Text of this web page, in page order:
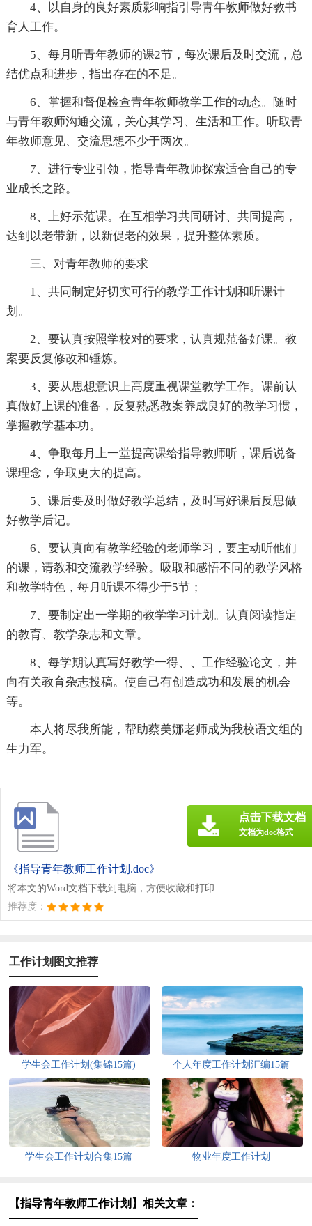
4、以自身的良好素质影响指引导青年教师做好教书
育人工作。
5、每月听青年教师的课2节，每次课后及时交流，总
结优点和进步，指出存在的不足。
6、掌握和督促检查青年教师教学工作的动态。随时
与青年教师沟通交流，关心其学习、生活和工作。听取青
年教师意见、交流思想不少于两次。
7、进行专业引领，指导青年教师探索适合自己的专
业成长之路。
8、上好示范课。在互相学习共同研讨、共同提高，
达到以老带新，以新促老的效果，提升整体素质。
三、对青年教师的要求
1、共同制定好切实可行的教学工作计划和听课计
划。
2、要认真按照学校对的要求，认真规范备好课。教
案要反复修改和锤炼。
3、要从思想意识上高度重视课堂教学工作。课前认
真做好上课的准备，反复熟悉教案养成良好的教学习惯，
掌握教学基本功。
4、争取每月上一堂提高课给指导教师听，课后说备
课理念，争取更大的提高。
5、课后要及时做好教学总结，及时写好课后反思做
好教学后记。
6、要认真向有教学经验的老师学习，要主动听他们
的课，请教和交流教学经验。吸取和感悟不同的教学风格
和教学特色，每月听课不得少于5节；
7、要制定出一学期的教学学习计划。认真阅读指定
的教育、教学杂志和文章。
8、每学期认真写好教学一得、、工作经验论文，并
向有关教育杂志投稿。使自己有创造成功和发展的机会
等。
本人将尽我所能，帮助蔡美娜老师成为我校语文组的
生力军。
《指导青年教师工作计划.doc》
将本文的Word文档下载到电脑，方便收藏和打印
推荐度：
点击下载文档
文档为doc格式
工作计划图文推荐
学生会工作计划(集锦15篇) 个人年度工作计划汇编15篇
学生会工作计划合集15篇 物业年度工作计划
【指导青年教师工作计划】相关文章：